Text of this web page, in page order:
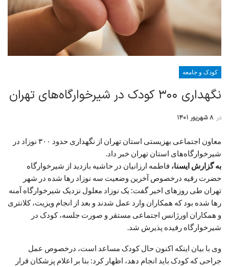
کودک و جامعه
نگهداری ۳۰۰ کودک در شیرخوارگاه‌های تهران
در ۸ شهریور ۱۴۰۱
معاون اجتماعی بهزیستی استان تهران از نگهداری حدود ۳۰۰ نوزاد در
شیرخوارگاه‌های استان تهران خبر داد.
به گزارش ایسنا، فاطمه ارزانیان در حاشیه بازدید از شیرخوارگاه
حضرت رقیه درخصوص آخرین وضعیت سه نوزاد رها شده در شهر
تهران طی روزهای اخیر گفت: یک نوزاد معلول نزدیک شیرخوارگاه آمنه
رها شده بود که همکاران وارد عمل شدند و بعد از انجام ویزیت، کلانتری
و همکاران اورژانس اجتماعی مستقر و صورت جلسه، کودک در
شیرخوارگاه رفیده پذیرش شد.
وی با بیان اینکه اکنون حال کودک مساعد است، درخصوص عمل
جراحی که کودک باید انجام دهد، اظهار کرد: بنا بر اعلام پزشکان قرار